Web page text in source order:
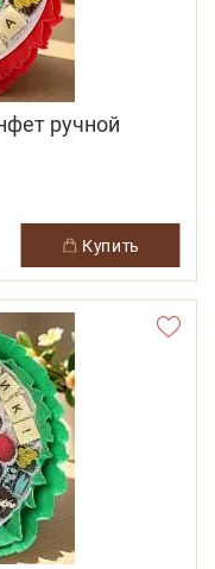
ручной
купить